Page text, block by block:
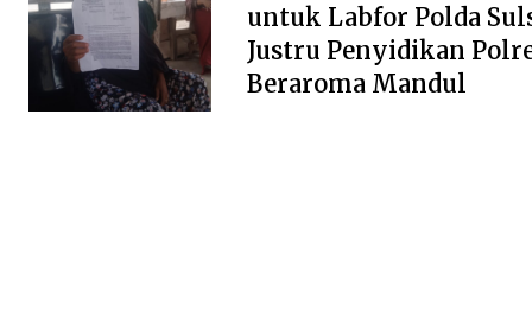
untuk Labfor Polda
Justru Penyidikan
Beraroma Mandul